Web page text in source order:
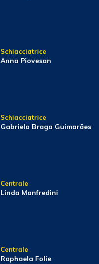
Schiacciatrice
Anna Piovesan
Schiacciatrice
Gabriela Braga Guimarães
Centrale
Linda Manfredini
Centrale
Raphaela Folie